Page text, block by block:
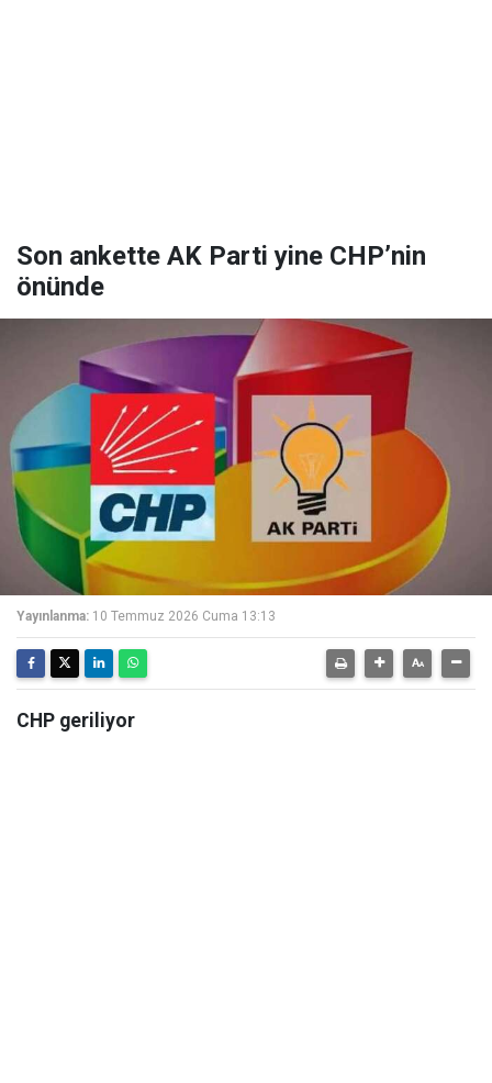
Son ankette AK Parti yine CHP’nin
önünde
Yayınlanma: 10 Temmuz 2026 Cuma 13:13
CHP geriliyor